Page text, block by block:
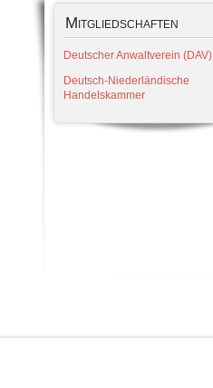
Mitgliedschaften
Deutscher Anwaltverein (DAV)
Deutsch-Niederländische
Handelskammer